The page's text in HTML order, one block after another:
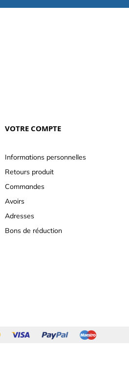
VOTRE COMPTE
Informations personnelles
Retours produit
Commandes
Avoirs
Adresses
Bons de réduction